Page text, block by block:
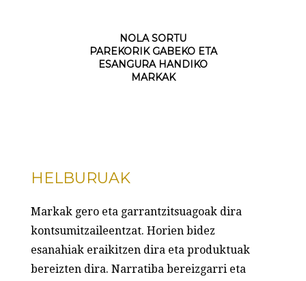
NOLA SORTU
PAREKORIK GABEKO ETA
ESANGURA HANDIKO
MARKAK
HELBURUAK
Markak gero eta garrantzitsuagoak dira
kontsumitzaileentzat. Horien bidez
esanahiak eraikitzen dira eta produktuak
bereizten dira. Narratiba bereizgarri eta